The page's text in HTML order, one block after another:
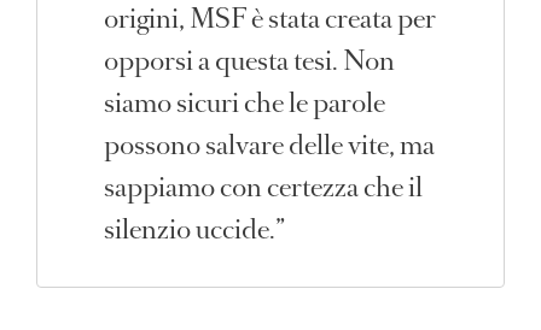
origini, MSF è stata creata per
opporsi a questa tesi. Non
siamo sicuri che le parole
possono salvare delle vite, ma
sappiamo con certezza che il
silenzio uccide.”